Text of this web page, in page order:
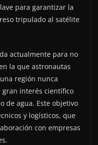
para garantizar la
tripulado al satélite
actualmente para no
la que astronautas
región nunca
interés científico
de agua. Este objetivo
y logísticos, que
con empresas